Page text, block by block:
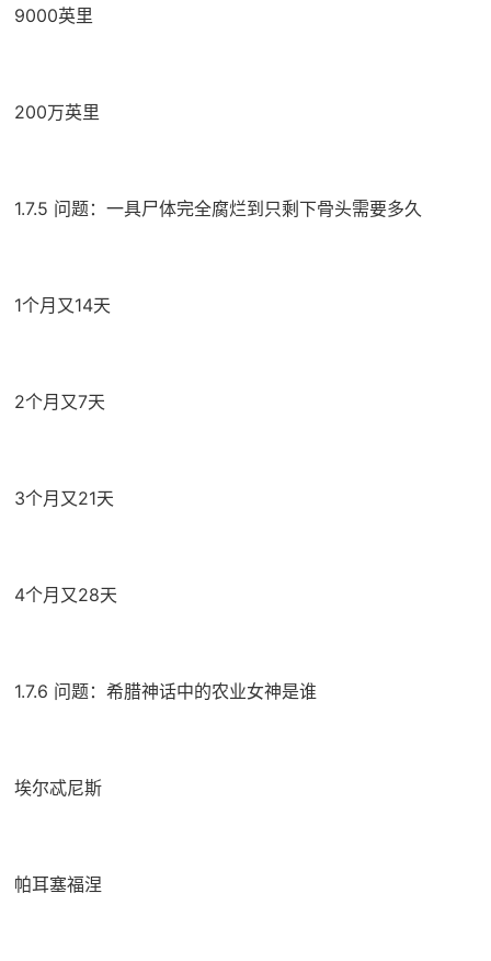
9000英里
200万英里
1.7.5 问题：一具尸体完全腐烂到只剩下骨头需要多久
1个月又14天
2个月又7天
3个月又21天
4个月又28天
1.7.6 问题：希腊神话中的农业女神是谁
埃尔忒尼斯
帕耳塞福涅